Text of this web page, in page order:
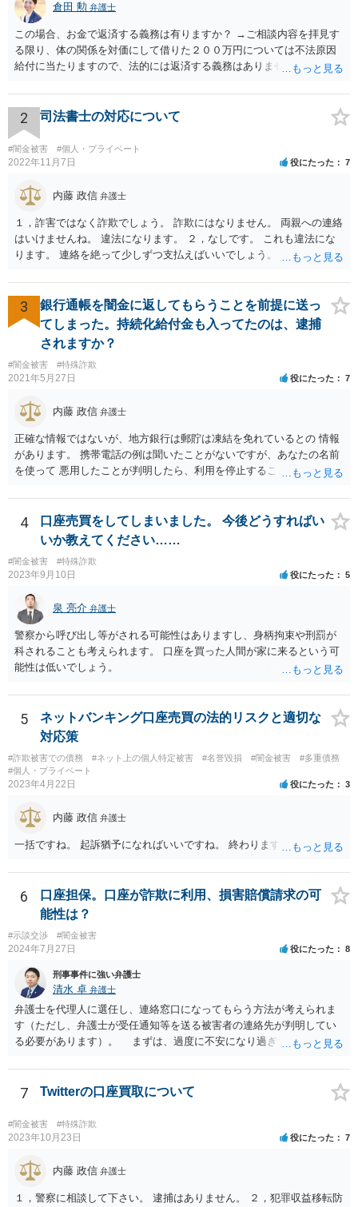
倉田 勲 弁護士
この場合、お金で返済する義務は有りますか？ →ご相談内容を拝見す
る限り、体の関係を対価にして借りた２００万円については不法原因
給付に当たりますので、法的には返済する義務はありません。家族に
をお勧めします。
2 司法書士の対応について
#闇金被害 #個人・プライベート
2022年11月7日 役にたった 7
内藤 政信 弁護士
１，詐害ではなく詐欺でしょう。 詐欺にはなりません。 両親への連絡
はいけませんね。 違法になります。 ２，なしです。 これも違法にな
ります。 連絡を絶って少しずつ支払えばいいでしょう。
3
銀行通帳を闇金に返してもらうことを前提に送っ
てしまった。持続化給付金も入ってたのは、逮捕
されますか？
#闇金被害 #特殊詐欺
2021年5月27日 役にたった 7
内藤 政信 弁護士
正確な情報ではないが、地方銀行は郵貯は凍結を免れているとの 情報
があります。 携帯電話の例は聞いたことがないですが、あなたの名前
を使って 悪用したことが判明したら、利用を停止することもあるでし
4
口座売買をしてしまいました。 今後どうすればい
いか教えてください……
#闇金被害 #特殊詐欺
2023年9月10日 役にたった 5
泉 亮介 弁護士
警察から呼び出し等がされる可能性はありますし、身柄拘束や刑罰が
科されることも考えられます。 口座を買った人間が家に来るという可
能性は低いでしょう。
5
ネットバンキング口座売買の法的リスクと適切な
対応策
#詐欺被害での債務 #ネット上の個人特定被害 #名誉毀損 #闇金被害
#多重債務
#個人・プライベート
2023年4月22日 役にたった 3
内藤 政信 弁護士
一括ですね。 起訴猶予になればいいですね。 終わります。
6
口座担保。口座が詐欺に利用、損害賠償請求の可
能性は？
#示談交渉 #闇金被害
2024年7月27日 役にたった 8
刑事事件に強い弁護士
清水 卓 弁護士
弁護士を代理人に選任し、連絡窓口になってもらう方法が考えられま
す（ただし、弁護士が受任通知等を送る被害者の連絡先が判明してい
る必要があります）。 まずは、過度に不安になり過ぎず、少し落ち
額を求めていく、分割等の支払方法を求めて行く等の方法もあります
し、時間的にも、今すぐではなく、時間•期間をかけて対応して行くこ
んので。 いずれにしても、何かあったら速やか相談可能なお住まい
の地域の弁護士に直接相談してみて下さい（弁護士会や法テラス等で
7 Twitterの口座買取について
#闇金被害 #特殊詐欺
2023年10月23日 役にたった 7
内藤 政信 弁護士
１，警察に相談して下さい。 逮捕はありません。 ２，犯罪収益移転防